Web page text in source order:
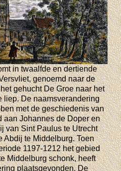
in twaalfde en dertiende
genoemd naar de
gehucht De Groe naar het
liep. De naamsverandering
met de geschiedenis van
aan Johannes de Doper en
van Sint Paulus te Utrecht
Abdij te Middelburg. Toen
1197-1212 het gebied
Middelburg schonk, heeft
plaatsgevonden. De